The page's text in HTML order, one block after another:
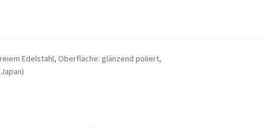
Edelstahl, Oberfläche: glänzend poliert,